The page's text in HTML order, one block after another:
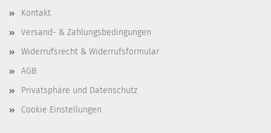
Kontakt
Versand- & Zahlungsbedingungen
Widerrufsrecht & Widerrufsformular
AGB
Privatsphäre und Datenschutz
Cookie Einstellungen